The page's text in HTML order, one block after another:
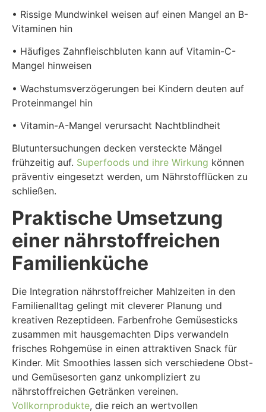
• Rissige Mundwinkel weisen auf einen Mangel an B-
Vitaminen hin
• Häufiges Zahnfleischbluten kann auf Vitamin-C-
Mangel hinweisen
• Wachstumsverzögerungen bei Kindern deuten auf
Proteinmangel hin
• Vitamin-A-Mangel verursacht Nachtblindheit
Blutuntersuchungen decken versteckte Mängel
frühzeitig auf. Superfoods und ihre Wirkung können
präventiv eingesetzt werden, um Nährstofflücken zu
schließen.
Praktische Umsetzung
einer nährstoffreichen
Familienküche
Die Integration nährstoffreicher Mahlzeiten in den
Familienalltag gelingt mit cleverer Planung und
kreativen Rezeptideen. Farbenfrohe Gemüsesticks
zusammen mit hausgemachten Dips verwandeln
frisches Rohgemüse in einen attraktiven Snack für
Kinder. Mit Smoothies lassen sich verschiedene Obst-
und Gemüsesorten ganz unkompliziert zu
nährstoffreichen Getränken vereinen.
Vollkornprodukte, die reich an wertvollen